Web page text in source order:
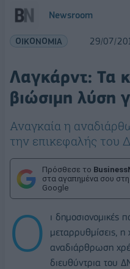
Newsroom
ΟΙΚΟΝΟΜΙΑ 29/07/
Λαγκάρντ: Τα
βιώσιμη λύση
Αναγκαία η
την επικεφαλής του
Πρόσθεσε το
στα αγαπημένα σου στη
Google
Ο
ι δημοσιονομικές
μεταρρυθμίσεις,
αναδιάρθρωση
διευθύντρια του